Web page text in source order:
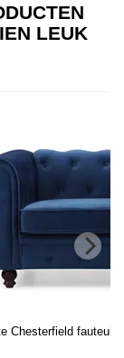
LEUK
Chesterfield fauteuil